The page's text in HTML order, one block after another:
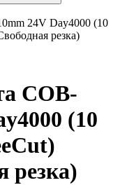
24V Day4000 (10
резка)
COB-
(10
резка)